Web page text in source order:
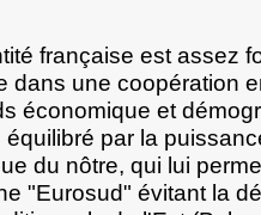
française est assez
dans une coopération
économique et
par la
du nôtre, qui lui
"Eurosud" évitant la